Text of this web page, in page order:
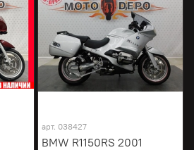
арт. 038427
BMW R1150RS 2001